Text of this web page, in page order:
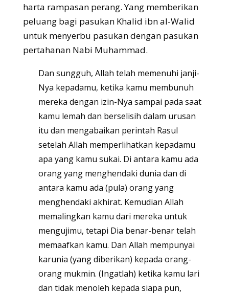
harta rampasan perang. Yang memberikan
peluang bagi pasukan Khalid ibn al-Walid
untuk menyerbu pasukan dengan pasukan
pertahanan Nabi Muhammad.
Dan sungguh, Allah telah memenuhi janji-
Nya kepadamu, ketika kamu membunuh
mereka dengan izin-Nya sampai pada saat
kamu lemah dan berselisih dalam urusan
itu dan mengabaikan perintah Rasul
setelah Allah memperlihatkan kepadamu
apa yang kamu sukai. Di antara kamu ada
orang yang menghendaki dunia dan di
antara kamu ada (pula) orang yang
menghendaki akhirat. Kemudian Allah
memalingkan kamu dari mereka untuk
mengujimu, tetapi Dia benar-benar telah
memaafkan kamu. Dan Allah mempunyai
karunia (yang diberikan) kepada orang-
orang mukmin. (Ingatlah) ketika kamu lari
dan tidak menoleh kepada siapa pun,